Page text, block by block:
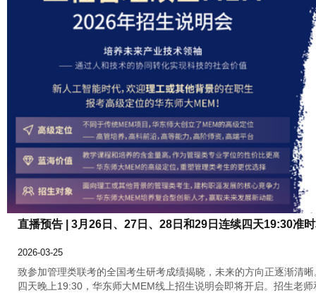
直播预告 | 3月26日、27日、28日和29日连续四天19:30准
2026-03-25
致参加管理类联考的全国考生研考成绩揭晓，未来的方向正逐渐清
四天晚上19:30，华东师大MEM线上招生说明会即将开启。招生老